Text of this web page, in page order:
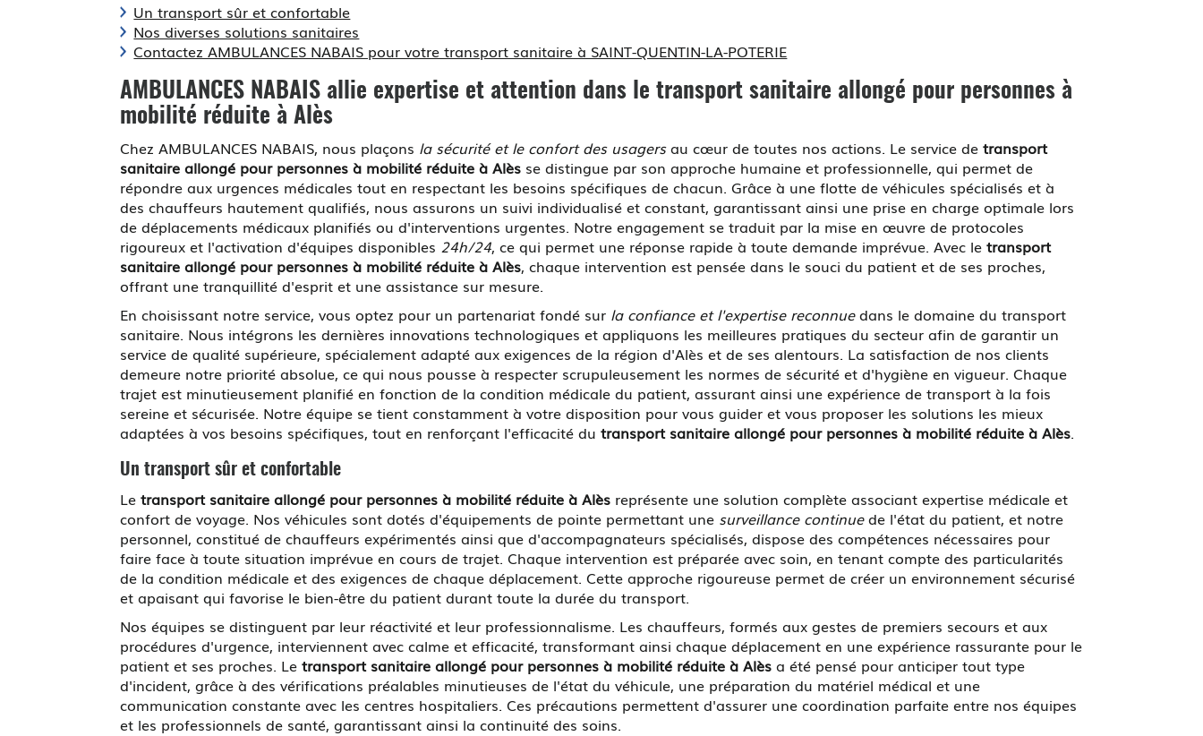
Un transport sûr et confortable
Nos diverses solutions sanitaires
Contactez AMBULANCES NABAIS pour votre transport sanitaire à SAINT-QUENTIN-LA-POTERIE
AMBULANCES NABAIS allie expertise et attention dans letransport sanitaire allongé pour personnes à
mobilité réduite à Alès
Chez AMBULANCES NABAIS, nous plaçons la sécurité et le confort des usagersau cœur de toutes nos actions. Le service detransport
sanitaire allongé pour personnes à mobilité réduite à Alès se distingue par son approche humaine et professionnelle, qui permet de
répondre aux urgences médicales tout en respectant les besoins spécifiques de chacun. Grâce à une flotte de véhicules spécialisés et à
des chauffeurs hautement qualifiés, nous assurons un suivi individualisé et constant, garantissant ainsi une prise en charge optimale lors
de déplacements médicaux planifiés ou d'interventions urgentes. Notre engagement se traduit par la mise en œuvre de protocoles
rigoureux et l'activation d'équipes disponibles 24h/24, ce qui permet une réponse rapide à toute demande imprévue. Avec letransport
sanitaire allongé pour personnes à mobilité réduite à Alès, chaque intervention est pensée dans le souci du patient et de ses proches,
offrant une tranquillité d'esprit et une assistance sur mesure.
En choisissant notre service, vous optez pour un partenariat fondé sur la confiance et l'expertise reconnuedans le domaine du transport
sanitaire. Nous intégrons les dernières innovations technologiques et appliquons les meilleures pratiques du secteur afin de garantir un
service de qualité supérieure, spécialement adapté aux exigences de la région d'Alès et de ses alentours. La satisfaction de nos clients
demeure notre priorité absolue, ce qui nous pousse à respecter scrupuleusement les normes de sécurité et d'hygiène en vigueur. Chaque
trajet est minutieusement planifié en fonction de la condition médicale du patient, assurant ainsi une expérience de transport à la fois
sereine et sécurisée. Notre équipe se tient constamment à votre disposition pour vous guider et vous proposer les solutions les mieux
adaptées à vos besoins spécifiques, tout en renforçant l'efficacité dutransport sanitaire allongé pour personnes à mobilité réduite à Alès.
Un transport sûr et confortable
Letransport sanitaire allongé pour personnes à mobilité réduite à Alès représente une solution complète associant expertise médicale et
confort de voyage. Nos véhicules sont dotés d'équipements de pointe permettant une surveillance continuede l'état du patient, et notre
personnel, constitué de chauffeurs expérimentés ainsi que d'accompagnateurs spécialisés, dispose des compétences nécessaires pour
faire face à toute situation imprévue en cours de trajet. Chaque intervention est préparée avec soin, en tenant compte des particularités
de la condition médicale et des exigences de chaque déplacement. Cette approche rigoureuse permet de créer un environnement sécurisé
et apaisant qui favorise le bien-être du patient durant toute la durée du transport.
Nos équipes se distinguent par leur réactivité et leur professionnalisme. Les chauffeurs, formés aux gestes de premiers secours et aux
procédures d'urgence, interviennent avec calme et efficacité, transformant ainsi chaque déplacement en une expérience rassurante pour le
patient et ses proches. Letransport sanitaire allongé pour personnes à mobilité réduite à Alès a été pensé pour anticiper tout type
d'incident, grâce à des vérifications préalables minutieuses de l'état du véhicule, une préparation du matériel médical et une
communication constante avec les centres hospitaliers. Ces précautions permettent d'assurer une coordination parfaite entre nos équipes
et les professionnels de santé, garantissant ainsi la continuité des soins.